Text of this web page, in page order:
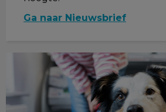
Ga naar Nieuwsbrief